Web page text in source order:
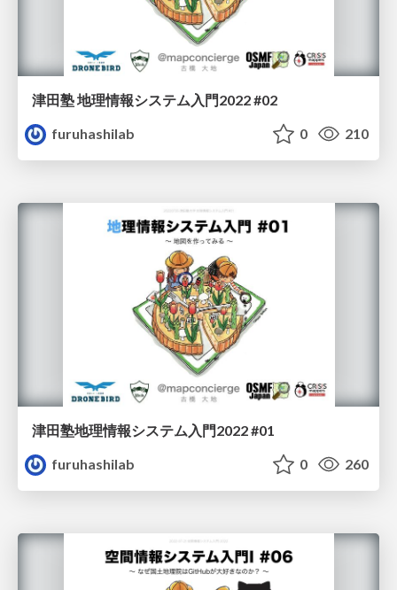
津田塾 地理情報システム入門2022 #02
furuhashilab
0 210
津田塾地理情報システム入門2022 #01
furuhashilab
0 260